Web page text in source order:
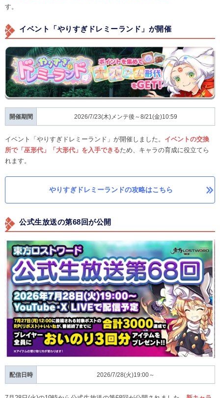
す。
イベント「やりすぎドレミーランド」が開催
開催期間 2026/7/23(木)メンテ後～8/21(金)10:59
イベント「やりすぎドレミーランド」が開催しました。 イベントの交換
所で「巫形代」「大形代」を入手できるため、キャラの育成に役立てら
れます。
やりすぎドレミーランドの攻略はこちら
公式生放送の第68回が公開
配信日時 2026/7/28(火)19:00～